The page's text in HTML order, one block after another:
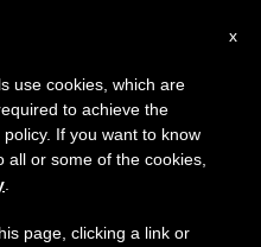
×
haremos la pausa
el periodo de verano
y también el
x
use cookies, which are
to achieve the
If you want to know
or some of the cookies,
page, clicking a link or